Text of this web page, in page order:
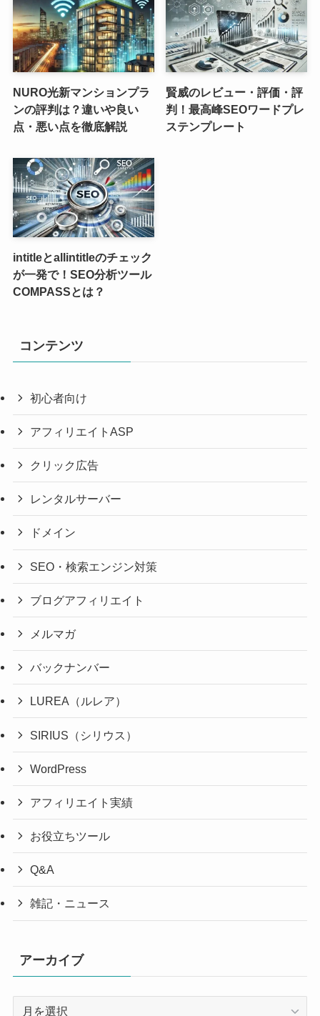
NURO光新マンションプラ
ンの評判は？違いや良い
点・悪い点を徹底解説
賢威のレビュー・評価・評
判！最高峰SEOワードプレ
ステンプレート
intitleとallintitleのチェック
が一発で！SEO分析ツール
COMPASSとは？
コンテンツ
初心者向け
アフィリエイトASP
クリック広告
レンタルサーバー
ドメイン
SEO・検索エンジン対策
ブログアフィリエイト
メルマガ
バックナンバー
LUREA（ルレア）
SIRIUS（シリウス）
WordPress
アフィリエイト実績
お役立ちツール
Q&A
雑記・ニュース
アーカイブ